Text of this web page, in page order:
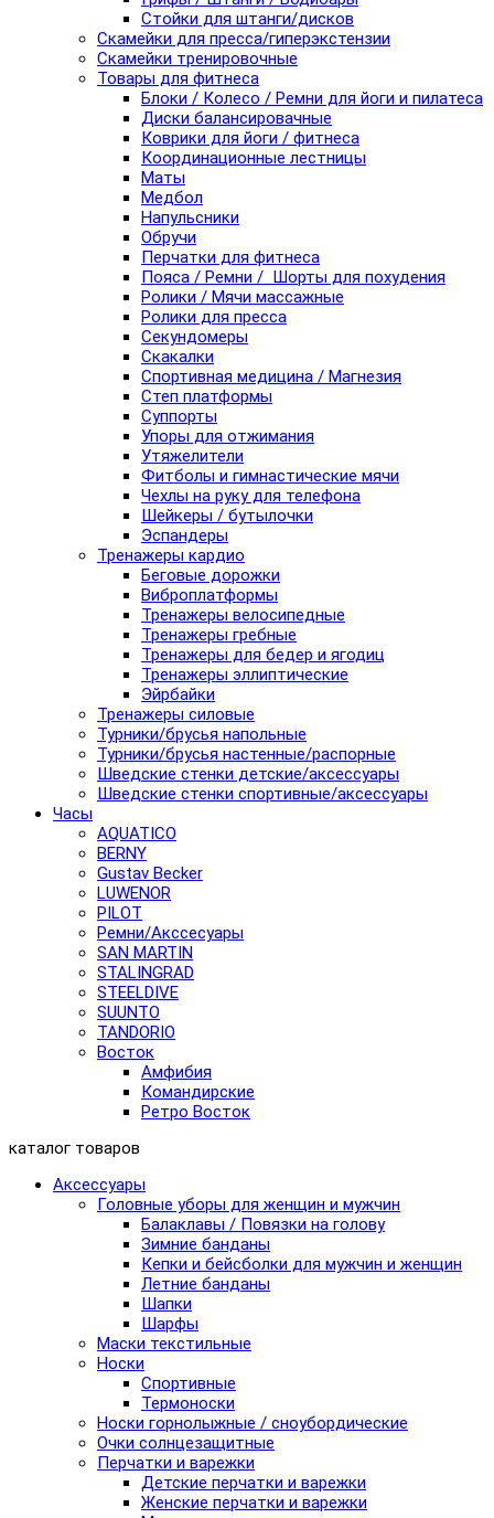
Стойки для штанги/дисков
Скамейки для пресса/гиперэкстензии
Скамейки тренировочные
Товары для фитнеса
Блоки / Колесо / Ремни для йоги и пилатеса
Диски балансировачные
Коврики для йоги / фитнеса
Координационные лестницы
Маты
Медбол
Напульсники
Обручи
Перчатки для фитнеса
Пояса / Ремни / Шорты для похудения
Ролики / Мячи массажные
Ролики для пресса
Секундомеры
Скакалки
Спортивная медицина / Магнезия
Степ платформы
Суппорты
Упоры для отжимания
Утяжелители
Фитболы и гимнастические мячи
Чехлы на руку для телефона
Шейкеры / бутылочки
Эспандеры
Тренажеры кардио
Беговые дорожки
Виброплатформы
Тренажеры велосипедные
Тренажеры гребные
Тренажеры для бедер и ягодиц
Тренажеры эллиптические
Эйрбайки
Тренажеры силовые
Турники/брусья напольные
Турники/брусья настенные/распорные
Шведские стенки детские/аксессуары
Шведские стенки спортивные/аксессуары
Часы
AQUATICO
BERNY
Gustav Becker
LUWENOR
PILOT
Pемни/Акссесуары
SAN MARTIN
STALINGRAD
STEELDIVE
SUUNTO
TANDORIO
Восток
Амфибия
Командирские
Ретро Восток
каталог товаров
Аксессуары
Головные уборы для женщин и мужчин
Балаклавы / Повязки на голову
Зимние банданы
Кепки и бейсболки для мужчин и женщин
Летние банданы
Шапки
Шарфы
Маски текстильные
Носки
Спортивные
Термоноски
Носки горнолыжные / сноубордические
Очки солнцезащитные
Перчатки и варежки
Детские перчатки и варежки
Женские перчатки и варежки